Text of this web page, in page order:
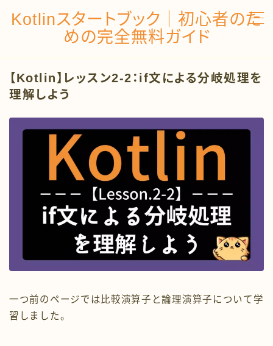
Kotlinスタートブック｜初心者のた
めの完全無料ガイド
トップページ
Kotlinの開発環境を構築しよう
レッスン１：基礎文法編
レッスン２：制御構造編
レッスン３：関数編
レッスン４：コレクション編
Kotlinで色々なゲームを作ろう
【Kotlin】レッスン2-2：if文による分岐処理を
理解しよう
一つ前のページでは比較演算子と論理演算子について学
習しました。